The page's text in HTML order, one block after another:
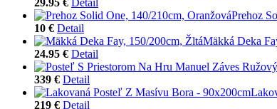
Prehoz
10 € Detail
Mäkká Deka
24.95 € Detail
339 € Detail
219 € Detail